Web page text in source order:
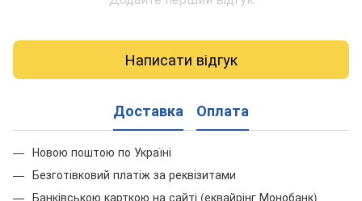
Написати відгук
Доставка Оплата
Новою поштою по Україні
Безготівковий платіж за реквізитами
Банківською карткою на сайті (еквайрінг Монобанк)